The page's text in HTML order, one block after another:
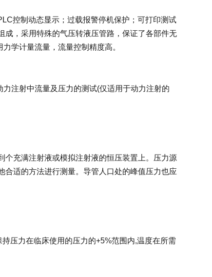
控制动态显示；过载报警停机保护；可打印测试
，采用特殊的气压转液压管路，保证了各部件无
学计量流量，流量控制精度高。
注射中流量及压力的测试(仅适用于动力注射的
充满注射液或模拟注射液的恒压装置上。压力源
适的方法进行测量。导管人口处的峰值压力也应
压力在临床使用的压力的+5%范围内,温度在所需